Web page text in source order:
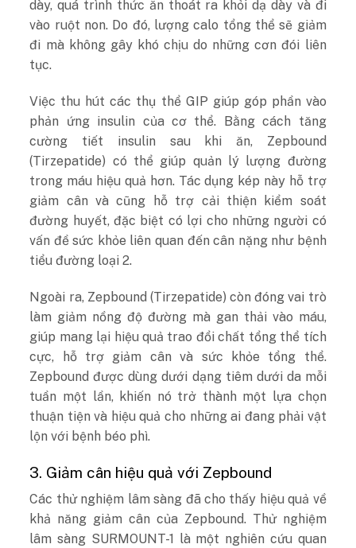
dày, quá trình thức ăn thoát ra khỏi dạ dày và đi
vào ruột non. Do đó, lượng calo tổng thể sẽ giảm
đi mà không gây khó chịu do những cơn đói liên
tục.
Việc thu hút các thụ thể GIP giúp góp phần vào
phản ứng insulin của cơ thể. Bằng cách tăng
cường tiết insulin sau khi ăn, Zepbound
(Tirzepatide) có thể giúp quản lý lượng đường
trong máu hiệu quả hơn. Tác dụng kép này hỗ trợ
giảm cân và cũng hỗ trợ cải thiện kiểm soát
đường huyết, đặc biệt có lợi cho những người có
vấn đề sức khỏe liên quan đến cân nặng như bệnh
tiểu đường loại 2.
Ngoài ra, Zepbound (Tirzepatide) còn đóng vai trò
làm giảm nồng độ đường mà gan thải vào máu,
giúp mang lại hiệu quả trao đổi chất tổng thể tích
cực, hỗ trợ giảm cân và sức khỏe tổng thể.
Zepbound được dùng dưới dạng tiêm dưới da mỗi
tuần một lần, khiến nó trở thành một lựa chọn
thuận tiện và hiệu quả cho những ai đang phải vật
lộn với bệnh béo phì.
3. Giảm cân hiệu quả với Zepbound
Các thử nghiệm lâm sàng đã cho thấy hiệu quả về
khả năng giảm cân của Zepbound. Thử nghiệm
lâm sàng SURMOUNT-1 là một nghiên cứu quan